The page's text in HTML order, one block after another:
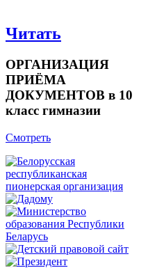
Читать
ОРГАНИЗАЦИЯ
ПРИЁМА
ДОКУМЕНТОВ в 10
класс гимназии
Смотреть